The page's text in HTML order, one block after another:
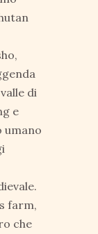
di
e
umano
farm,
che